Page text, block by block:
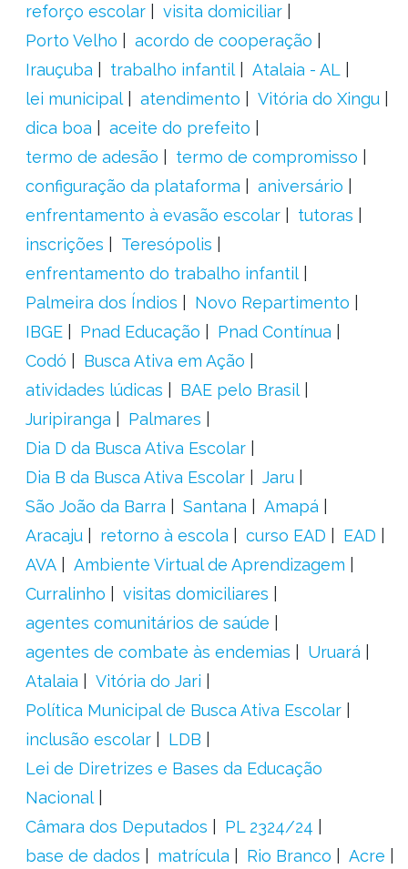
reforço escolar
visita domiciliar
Porto Velho
acordo de cooperação
Irauçuba
trabalho infantil
Atalaia - AL
lei municipal
atendimento
Vitória do Xingu
dica boa
aceite do prefeito
termo de adesão
termo de compromisso
configuração da plataforma
aniversário
enfrentamento à evasão escolar
tutoras
inscrições
Teresópolis
enfrentamento do trabalho infantil
Palmeira dos Índios
Novo Repartimento
IBGE
Pnad Educação
Pnad Contínua
Codó
Busca Ativa em Ação
atividades lúdicas
BAE pelo Brasil
Juripiranga
Palmares
Dia D da Busca Ativa Escolar
Dia B da Busca Ativa Escolar
Jaru
São João da Barra
Santana
Amapá
Aracaju
retorno à escola curso EAD
EAD
AVA
Ambiente Virtual de Aprendizagem
Curralinho
visitas domiciliares
agentes comunitários de saúde
agentes de combate às endemias
Uruará
Atalaia
Vitória do Jari
Política Municipal de Busca Ativa Escolar
inclusão escolar
LDB
Lei de Diretrizes e Bases da Educação
Nacional
Câmara dos Deputados
PL 2324/24
base de dados
matrícula Rio Branco Acre